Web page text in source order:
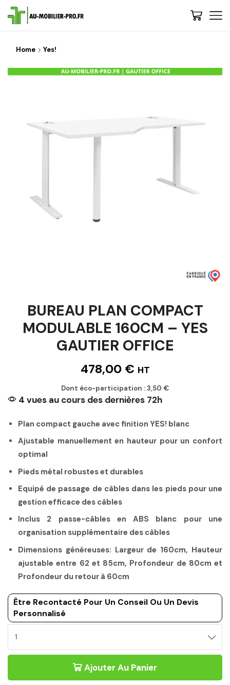
Home Yes!
BUREAU PLAN COMPACT
MODULABLE 160CM – YES
GAUTIER OFFICE
478,00 € HT
Dont éco-participation :3,50 €
4 vues au cours des dernières 72h
Plan compact gauche avec finition YES! blanc
Ajustable manuellement en hauteur pour un confort
optimal
Pieds métal robustes et durables
Equipé de passage de câbles dans les pieds pour une
gestion efficace des câbles
Inclus 2 passe-câbles en ABS blanc pour une
organisation supplémentaire des câbles
Dimensions généreuses: Largeur de 160cm, Hauteur
ajustable entre 62 et 85cm, Profondeur de 80cm et
Profondeur du retour à 60cm
Être Recontacté Pour Un Conseil Ou Un Devis
Personnalisé
Ajouter Au Panier